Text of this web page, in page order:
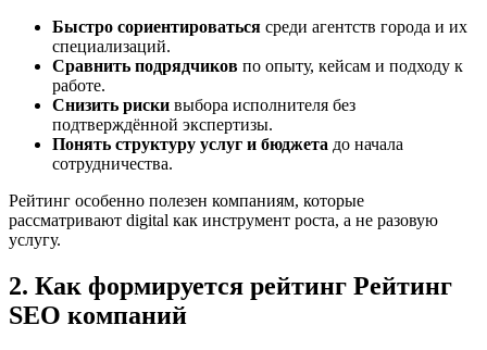
Быстро сориентироваться среди агентств города и их
специализаций.
Сравнить подрядчиков по опыту, кейсам и подходу к
работе.
Снизить риски выбора исполнителя без
подтверждённой экспертизы.
Понять структуру услуг и бюджета до начала
сотрудничества.
Рейтинг особенно полезен компаниям, которые
рассматривают digital как инструмент роста, а не разовую
услугу.
2. Как формируется рейтинг Рейтинг
SEO компаний